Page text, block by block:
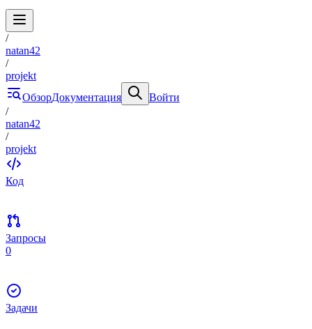
/
natan42
/
projekt
ОбзорДокументация
Войти
/
natan42
/
projekt
Код
Запросы
0
Задачи